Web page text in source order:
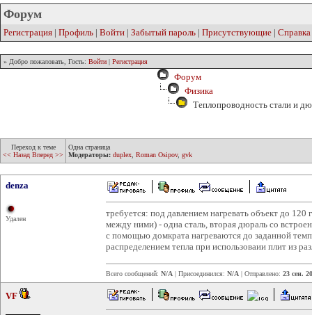
Форум
Регистрация | Профиль | Войти | Забытый пароль | Присутствующие | Справка
» Добро пожаловать, Гость: Войти | Регистрация
Форум
Физика
Теплопроводность стали и
Переход к теме
<< Назад Вперед >>
Одна страница
Модераторы: duplex Roman Osipov, gvk
denza
Удален
требуется: под давлением нагревать объект до
между ними) - одна сталь, вторая дюраль со
с помощью домкрата нагреваются до заданной
распределением тепла при использоваии плит из
Всего сообщений: N/A | Присоединился: N/A | Отправлено: 23 сен.
VF